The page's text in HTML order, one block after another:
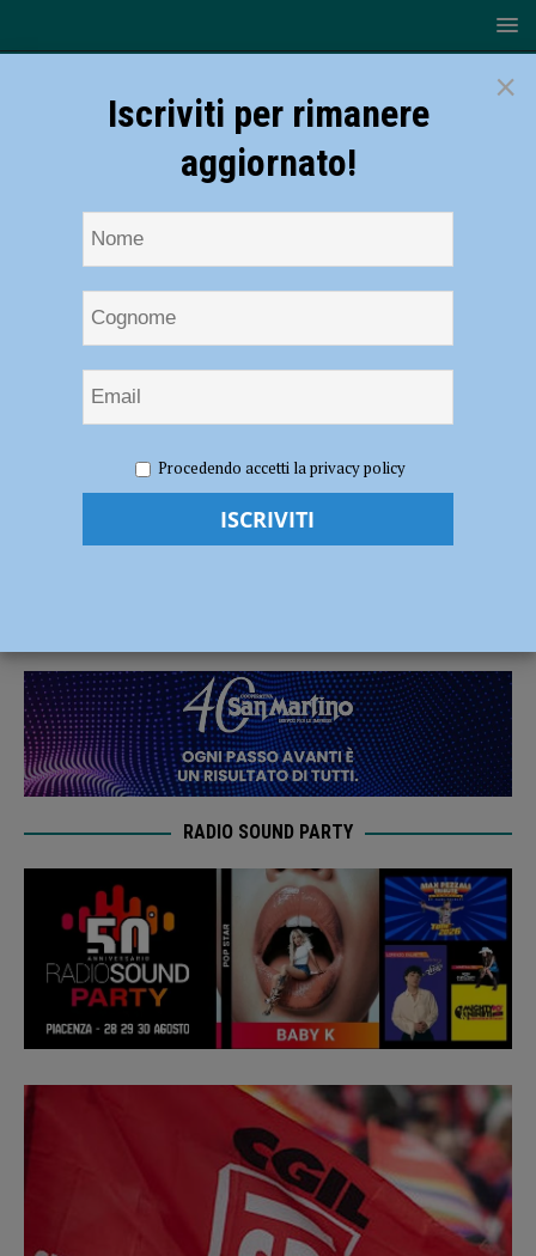
Spi Cgil Piacenza: “Così si lasciano soli anziani e territori”
Banche senza cassa, Spi Cgil Piacenza:
RADIO SOUND PARTY
×
Iscriviti per rimanere
aggiornato!
Procedendo accetti la privacy policy